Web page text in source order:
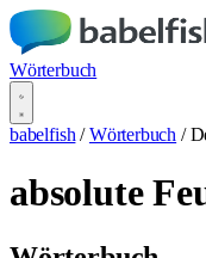
Wörterbuch
babelfish / Wörterbuch /
absolute